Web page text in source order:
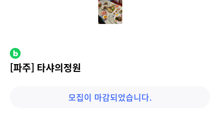
[파주] 타샤의정원
모집이 마감되었습니다.